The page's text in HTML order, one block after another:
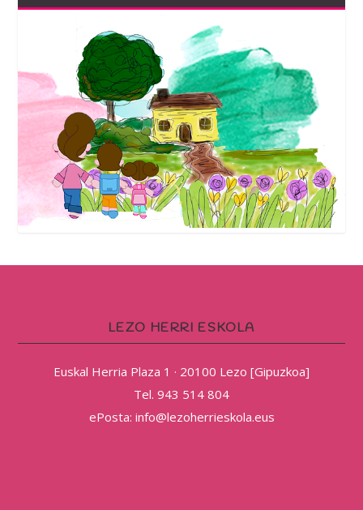
LEZO HERRI ESKOLA
Euskal Herria Plaza 1 · 20100 Lezo [Gipuzkoa]
Tel. 943 514 804
ePosta: info@lezoherrieskola.eus